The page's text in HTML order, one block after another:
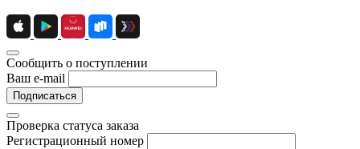
Сообщить о поступлении
Ваш e-mail
Подписаться
Проверка статуса заказа
Регистрационный номер